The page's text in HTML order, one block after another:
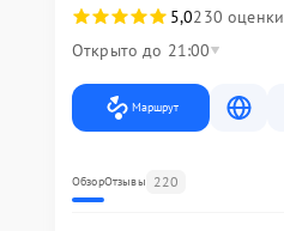
5,0230 оценки
Открыто до 21:00
Маршрут
ОбзорОтзывы 220